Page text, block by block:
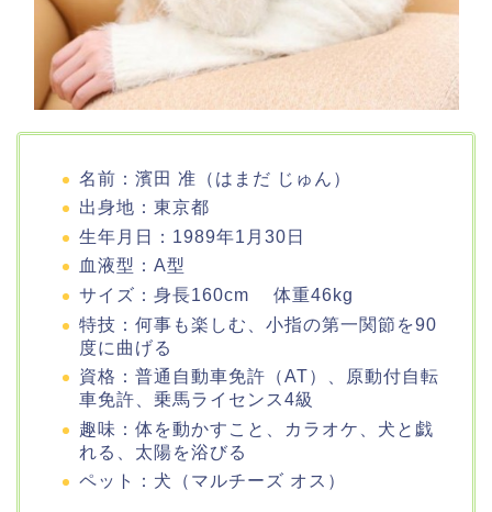
名前：濱田 准（はまだ じゅん）
出身地：東京都
生年月日：1989年1月30日
血液型：A型
サイズ：身長160cm 体重46kg
特技：何事も楽しむ、小指の第一関節を90
度に曲げる
資格：普通自動車免許（AT）、原動付自転
車免許、乗馬ライセンス4級
趣味：体を動かすこと、カラオケ、犬と戯
れる、太陽を浴びる
ペット：犬（マルチーズ オス）